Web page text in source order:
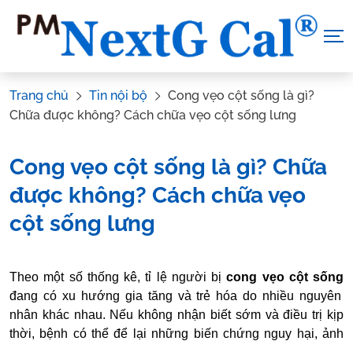
Trang chủ Tin nội bộ
Cong vẹo cột sống là gì?
Chữa được không? Cách chữa vẹo cột sống lưng
Cong vẹo cột sống là gì? Chữa
được không? Cách chữa vẹo
cột sống lưng
Tác Giả: Canxi NextG Cal Tham vấn y khoa:
Dược sĩ Vũ Thị
Hậu
Theo một số thống kê, tỉ lệ người bị cong vẹo cột sống
đang có xu hướng gia tăng và trẻ hóa do nhiều nguyên
nhân khác nhau. Nếu không nhận biết sớm và điều trị kịp
thời, bệnh có thể để lại những biến chứng nguy hại, ảnh